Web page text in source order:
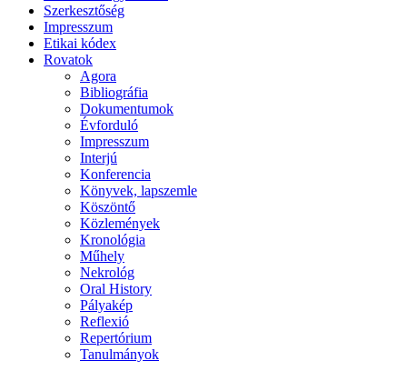
Szerkesztőség
Impresszum
Etikai kódex
Rovatok
Agora
Bibliográfia
Dokumentumok
Évforduló
Impresszum
Interjú
Konferencia
Könyvek, lapszemle
Köszöntő
Közlemények
Kronológia
Műhely
Nekrológ
Oral History
Pályakép
Reflexió
Repertórium
Tanulmányok